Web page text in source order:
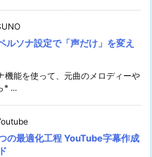
ルソナ設定で「声だけ」を変え
機能を使って、元曲のメロディーや
* ...
の最適化工程 YouTube字幕作成